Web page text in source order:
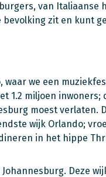
van Italiaanse
zit en kunt
we een
1.2 miljoen
moest verlaten.
wijk Orlando;
in het hippe
Deze